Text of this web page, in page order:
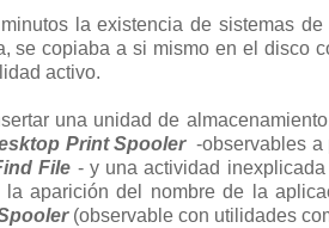
la existencia de sistemas
se copiaba a si mismo en el disco
activo.
una unidad de
Print Spooler-observables a
File - y una actividad
aparición del nombre de la
(observable con utilidades